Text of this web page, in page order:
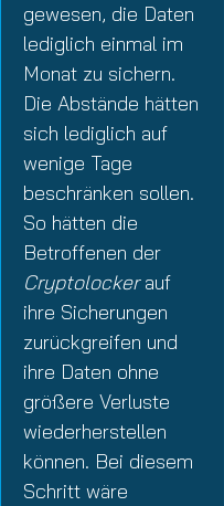
gewesen, die Daten
lediglich einmal im
Monat zu sichern.
Die Abstände hätten
sich lediglich auf
wenige Tage
beschränken sollen.
So hätten die
Betroffenen der
Cryptolockerauf
ihre Sicherungen
zurückgreifen und
ihre Daten ohne
größere Verluste
wiederherstellen
können. Bei diesem
Schritt wäre